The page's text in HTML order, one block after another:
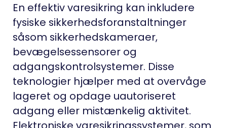
En effektiv varesikring kan inkludere
fysiske sikkerhedsforanstaltninger
såsom sikkerhedskameraer,
bevægelsessensorer og
adgangskontrolsystemer. Disse
teknologier hjælper med at overvåge
lageret og opdage uautoriseret
adgang eller mistænkelig aktivitet.